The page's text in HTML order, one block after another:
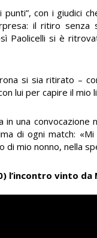
punti”, con i giudici
il ritiro senza
Paolicelli si è
si sia ritirato –
lui per capire il mio
in una
di ogni match:
di mio nonno, nella
l’incontro vinto da